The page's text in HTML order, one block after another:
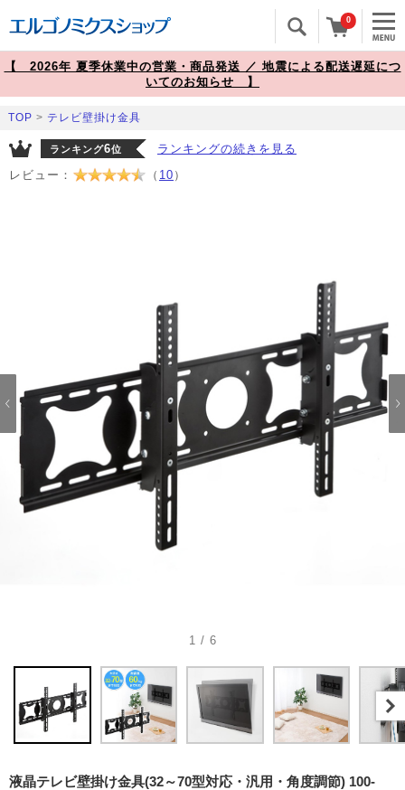
0
【 2026年 夏季休業中の営業・商品発送 ／ 地震による配送遅延につ
いてのお知らせ 】
TOP > テレビ壁掛け金具
ランキング6位
ランキングの続きを見る
レビュー：
（ 10 ）
1 / 6
液晶テレビ壁掛け金具(32～70型対応・汎用・角度調節) 100-